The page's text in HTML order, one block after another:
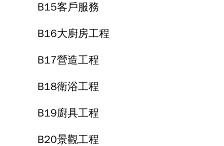
B15客戶服務
B16大廚房工程
B17營造工程
B18衛浴工程
B19廚具工程
B20景觀工程